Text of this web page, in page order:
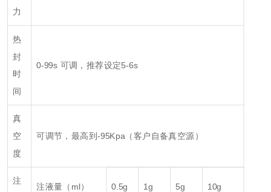
力
热
封
时
间
0-99s 可调，推荐设定5-6s
真
空
度
可调节，最高到-95Kpa（客户自备真空源）
注
注液量（ml） 0.5g 1g 5g 10g